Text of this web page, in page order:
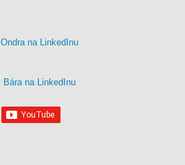
Ondra na LinkedInu
Bára na LinkedInu